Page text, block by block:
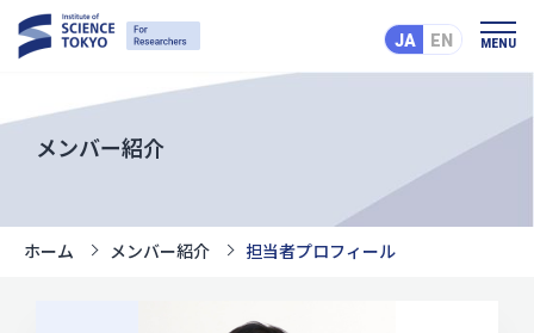
JA EN MENU
メンバー紹介
ホーム メンバー紹介 担当者プロフィール